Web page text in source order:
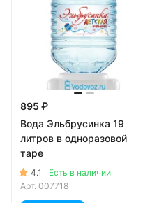
895 ₽
Вода Эльбрусинка 19
литров в одноразовой
таре
4.1
Есть в наличии
Арт. 007718